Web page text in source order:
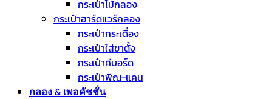
กระเป๋าไม้กลอง
กระเป๋าฮาร์ดแวร์กลอง
กระเป๋ากระเดื่อง
กระเป๋าใส่ขาตั้ง
กระเป๋าคีบอร์ด
กระเป๋าพิณ-แคน
กลอง & เพอคัชชั่น